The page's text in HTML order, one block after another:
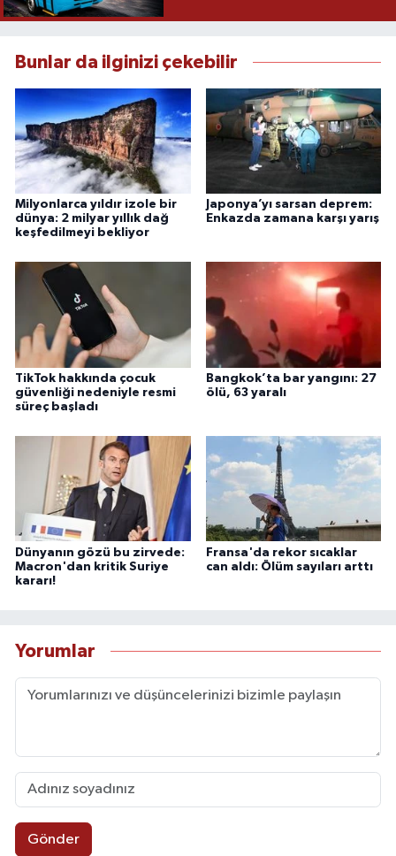
Bunlar da ilginizi çekebilir
Milyonlarca yıldır izole bir
dünya: 2 milyar yıllık dağ
keşfedilmeyi bekliyor
Japonya’yı sarsan deprem:
Enkazda zamana karşı yarış
TikTok hakkında çocuk
güvenliği nedeniyle resmi
süreç başladı
Bangkok’ta bar yangını: 27
ölü, 63 yaralı
Dünyanın gözü bu zirvede:
Macron'dan kritik Suriye
kararı!
Fransa'da rekor sıcaklar
can aldı: Ölüm sayıları arttı
Yorumlar
Gönder